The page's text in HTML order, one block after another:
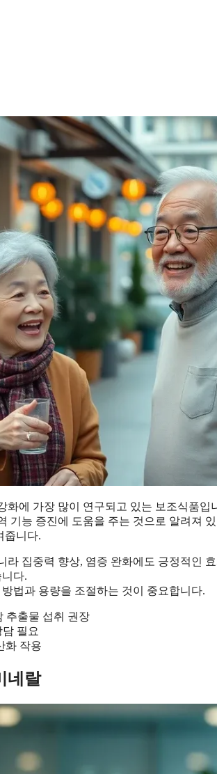
화에 가장 많이 연구되고 있는 보조식품입
기능 증진에 도움을 주는 것으로 알려져
줍니다.
라 집중력 향상, 염증 완화에도 긍정적인
다.
법과 용량을 조절하는 것이 중요합니다.
추출물 섭취 권장
필요
화 작용
네랄